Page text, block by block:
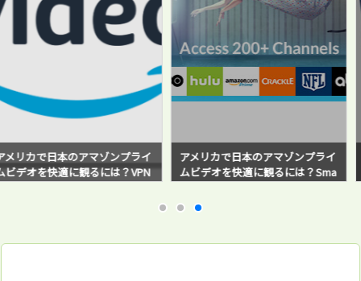
マゾンプライ
るには？VPN
じている方必
アメリカで日本のアマゾンプライ
ムビデオを快適に観るには？Sma
rt DNS Proxyサービスを使ってみ
たら超快適だった！
海外在住で日
の銀行へ海外送
sferWise）の